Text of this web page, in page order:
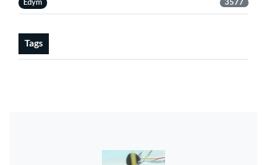
Edym 3577
Tags